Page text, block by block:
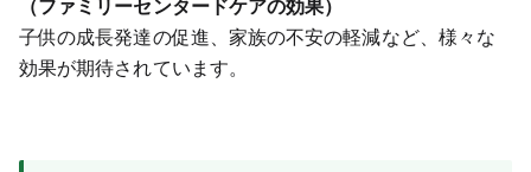
（ファミリーセンタードケアの効果）
子供の成長発達の促進、家族の不安の軽減など、様々な
効果が期待されています。